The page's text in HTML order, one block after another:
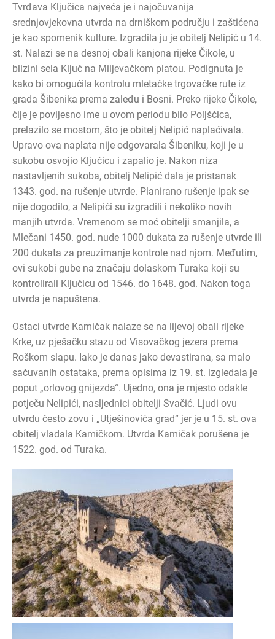
Tvrđava Ključica najveća je i najočuvanija
srednjovjekovna utvrda na drniškom području i zaštićena
je kao spomenik kulture. Izgradila ju je obitelj Nelipić u 14.
st. Nalazi se na desnoj obali kanjona rijeke Čikole, u
blizini sela Ključ na Miljevačkom platou. Podignuta je
kako bi omogućila kontrolu mletačke trgovačke rute iz
grada Šibenika prema zaleđu i Bosni. Preko rijeke Čikole,
čije je povijesno ime u ovom periodu bilo Poljščica,
prelazilo se mostom, što je obitelj Nelipić naplaćivala.
Upravo ova naplata nije odgovarala Šibeniku, koji je u
sukobu osvojio Ključicu i zapalio je. Nakon niza
nastavljenih sukoba, obitelj Nelipić dala je pristanak
1343. god. na rušenje utvrde. Planirano rušenje ipak se
nije dogodilo, a Nelipići su izgradili i nekoliko novih
manjih utvrda. Vremenom se moć obitelji smanjila, a
Mlečani 1450. god. nude 1000 dukata za rušenje utvrde ili
200 dukata za preuzimanje kontrole nad njom. Međutim,
ovi sukobi gube na značaju dolaskom Turaka koji su
kontrolirali Ključicu od 1546. do 1648. god. Nakon toga
utvrda je napuštena.
Ostaci utvrde Kamičak nalaze se na lijevoj obali rijeke
Krke, uz pješačku stazu od Visovačkog jezera prema
Roškom slapu. Iako je danas jako devastirana, sa malo
sačuvanih ostataka, prema opisima iz 19. st. izgledala je
poput „orlovog gnijezda“. Ujedno, ona je mjesto odakle
potječu Nelipići, nasljednici obitelji Svačić. Ljudi ovu
utvrdu često zovu i „Utješinovića grad“ jer je u 15. st. ova
obitelj vladala Kamičkom. Utvrda Kamičak porušena je
1522. god. od Turaka.